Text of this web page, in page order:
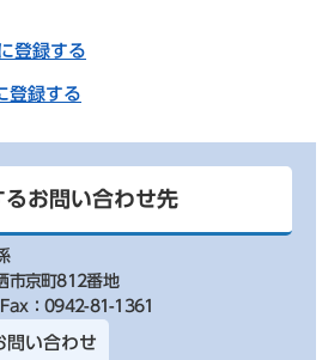
登録する
登録する
お問い合わせ先
市京町812番地
Fax：0942-81-1361
問い合わせ